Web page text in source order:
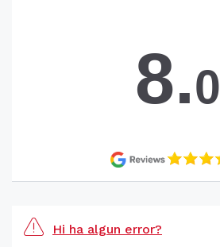
8.0
Hi ha algun error?